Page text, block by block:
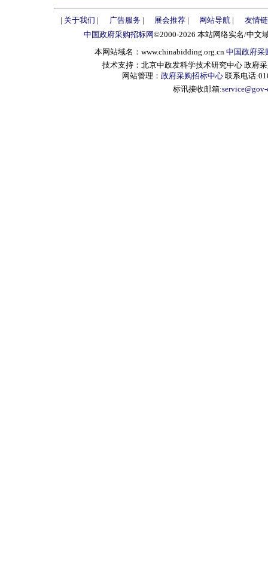
| 关于我们 | 广告服务| 展会推荐| 网站导航 |
友情
中国政府采购招标网©2000-2026 本站网络实名/中文
本网站域名：www.chinabidding.org.cn 中国政府采
技术支持：北京中政发科学技术研究中心 政府
网站管理： 政府采购招标中心 联系电话
标讯接收邮箱: